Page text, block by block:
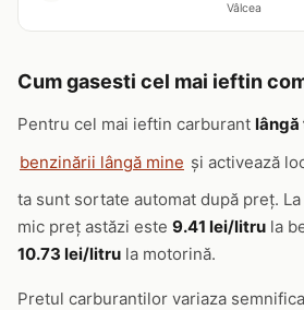
Vâlcea
Cum gasesti cel mai ieftin
Pentru cel mai ieftin carburant lângă
benzinării lângă mine și activează
ta sunt sortate automat după preț.
mic preț astăzi este 9.41 lei/litru la
10.73 lei/litru la motorină.
Pretul carburantilor variaza